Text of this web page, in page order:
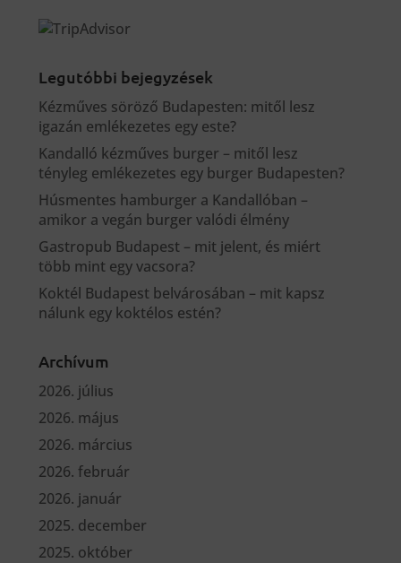
Legutóbbi bejegyzések
Kézműves söröző Budapesten: mitől lesz
igazán emlékezetes egy este?
Kandalló kézműves burger – mitől lesz
tényleg emlékezetes egy burger Budapesten?
Húsmentes hamburger a Kandallóban –
amikor a vegán burger valódi élmény
Gastropub Budapest – mit jelent, és miért
több mint egy vacsora?
Koktél Budapest belvárosában – mit kapsz
nálunk egy koktélos estén?
Archívum
2026. július
2026. május
2026. március
2026. február
2026. január
2025. december
2025. október